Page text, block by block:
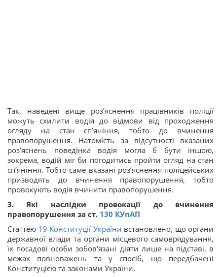
Так, наведені вище роз’яснення працівників поліції
можуть схилити водія до відмови від проходження
огляду на стан сп’яніння, тобто до вчинення
правопорушення. Натомість за відсутності вказаних
роз’яснень поведінка водія могла б бути іншою,
зокрема, водій міг би погодитись пройти огляд на стан
сп’яніння. Тобто саме вказані роз’яснення поліцейських
призводять до вчинення правопорушення, тобто
провокують водія вчинити правопорушення.
3. Які наслідки провокації до вчинення
правопорушення за ст. 130 КУпАП
Статтею 19 Конституції України встановлено, що органи
державної влади та органи місцевого самоврядування,
їх посадові особи зобов'язані діяти лише на підставі, в
межах повноважень та у спосіб, що передбачені
Конституцією та законами України.